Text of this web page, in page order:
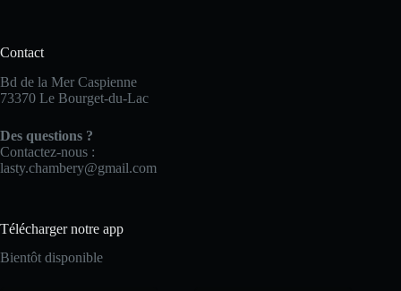
Contact
Bd de la Mer Caspienne
73370 Le Bourget-du-Lac
Des questions ?
Contactez-nous :
lasty.chambery@gmail.com
Télécharger notre app
Bientôt disponible